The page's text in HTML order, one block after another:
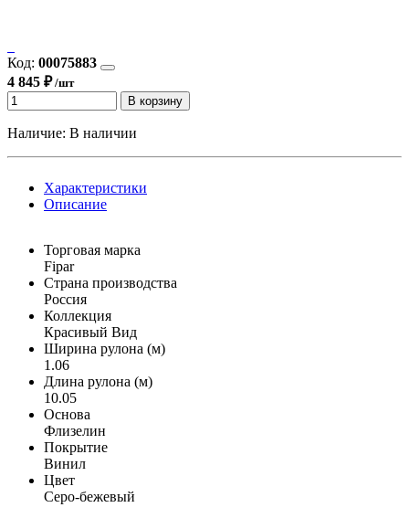
Код: 00075883
4 845 ₽/шт
В корзину
Наличие: В наличии
Характеристики
Описание
Торговая марка
Fipar
Страна производства
Россия
Коллекция
Красивый Вид
Ширина рулона (м)
1.06
Длина рулона (м)
10.05
Основа
Флизелин
Покрытие
Винил
Цвет
Серо-бежевый